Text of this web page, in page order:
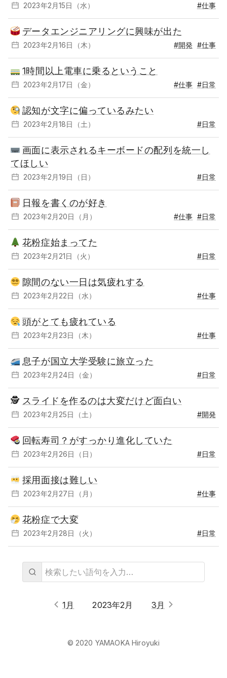
2023年2月15日（水） #仕事
データエンジニアリングに興味が出た
2023年2月16日（木） #開発 #仕事
1時間以上電車に乗るということ
2023年2月17日（金） #仕事 #日常
認知が文字に偏っているみたい
2023年2月18日（土） #日常
画面に表示されるキーボードの配列を統一し
てほしい
2023年2月19日（日） #日常
日報を書くのが好き
2023年2月20日（月） #仕事 #日常
花粉症始まってた
2023年2月21日（火） #日常
隙間のない一日は気疲れする
2023年2月22日（水） #仕事
頭がとても疲れている
2023年2月23日（木） #仕事
息子が国立大学受験に旅立った
2023年2月24日（金） #日常
🕵️ スライドを作るのは大変だけど面白い
2023年2月25日（土） #開発
回転寿司？がすっかり進化していた
2023年2月26日（日） #日常
採用面接は難しい
2023年2月27日（月） #仕事
花粉症で大変
2023年2月28日（火） #日常
1月 2023年2月 3月
© 2020 YAMAOKA Hiroyuki